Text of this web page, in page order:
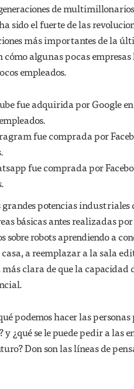
de
sido el fuerte de las
más importantes de la
algunas pocas empresas
empleados.
fue adquirida por Google
fue comprada por
fue comprada por
grandes potencias
básicas antes realizadas
sobre robots aprendiendo a
a reemplazar a la sala
clara de que la capacidad
podemos hacer las
y ¿qué se le puede pedir a las
Don son las líneas de